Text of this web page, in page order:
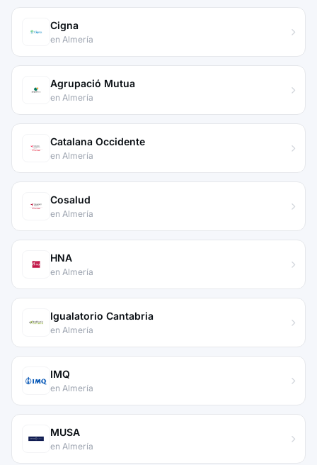
Cigna
en Almería
Agrupació Mutua
en Almería
Catalana Occidente
en Almería
Cosalud
en Almería
HNA
en Almería
Igualatorio Cantabria
en Almería
IMQ
en Almería
MUSA
en Almería